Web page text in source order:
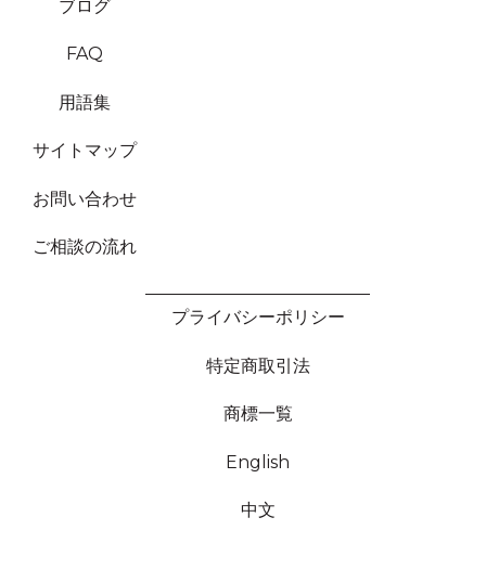
ブログ
FAQ
用語集
サイトマップ
お問い合わせ
ご相談の流れ
プライバシーポリシー
特定商取引法
商標一覧
English
中文